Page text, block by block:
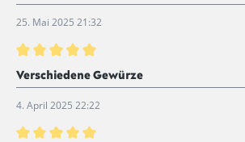
25. Mai 2025 21:32
Bewertung mit 5 von 5 Sternen
Verschiedene Gewürze
4. April 2025 22:22